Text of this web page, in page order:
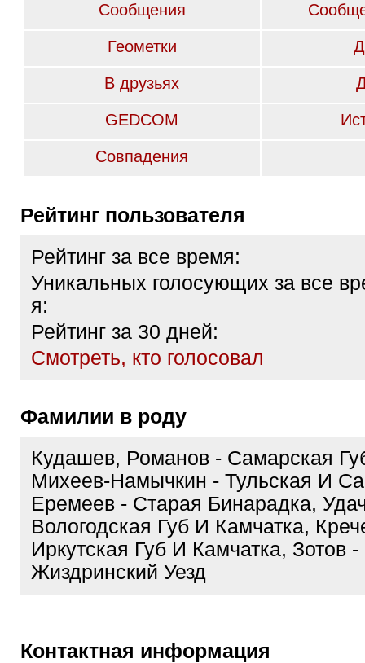
Сообщения
Геометки
В друзьях
GEDCOM
Совпадения
Рейтинг пользователя
Рейтинг за все время:
Уникальных голосующих за все
я:
Рейтинг за 30 дней:
Cмотреть, кто голосовал
Фамилии в роду
Кудашев, Романов - Самарская
Михеев-Намычкин - Тульская И
Еремеев - Старая Бинарадка,
Вологодская Губ И Камчатка,
Иркутская Губ И Камчатка, Зотов -
Жиздринский Уезд
Контактная информация